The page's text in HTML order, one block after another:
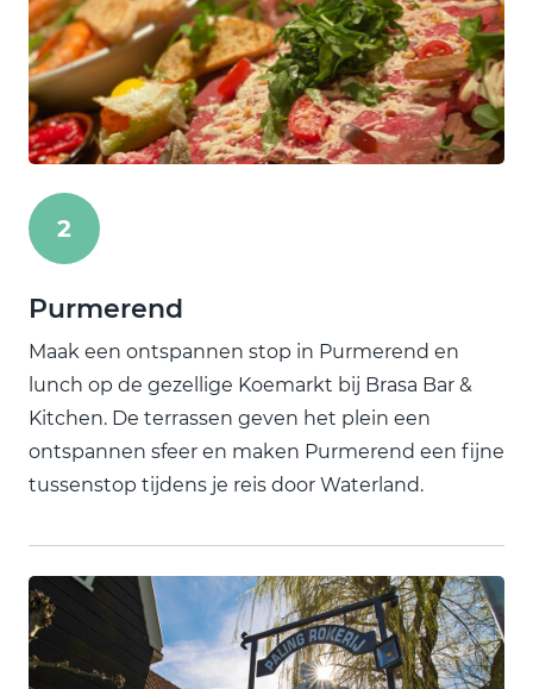
2
Purmerend
Maak een ontspannen stop in Purmerend en
lunch op de gezellige Koemarkt bij Brasa Bar &
Kitchen. De terrassen geven het plein een
ontspannen sfeer en maken Purmerend een fijne
tussenstop tijdens je reis door Waterland.